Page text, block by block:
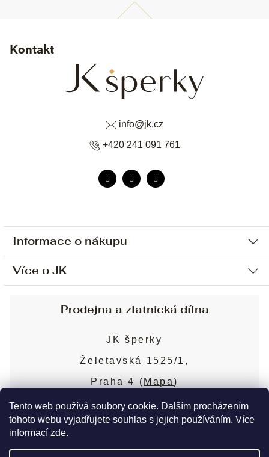
Tento web používá soubory cookie. Dalším procházením
tohoto webu vyjadřujete souhlas s jejich používáním. Více
informací zde.
Informace o nákupu
Ochrana osobních údajů
Sjednání osobní schůzky
Obchodní podmínky
Puncovní značky
Více o JK
Blog
Nejčastější dotazy
Kontakt
info@jk.cz
+420 241 091 761
Prodejna a zlatnická dílna
JK šperky
Želetavská 1525/1,
Praha 4 ( Mapa)
Více o prodejně
Copyright 2026JK šperky. Všechna práva